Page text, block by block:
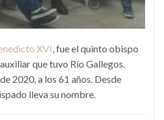
XVI, fue el quinto obispo
que tuvo Río Gallegos.
2020, a los 61 años. Desde
lleva su nombre.